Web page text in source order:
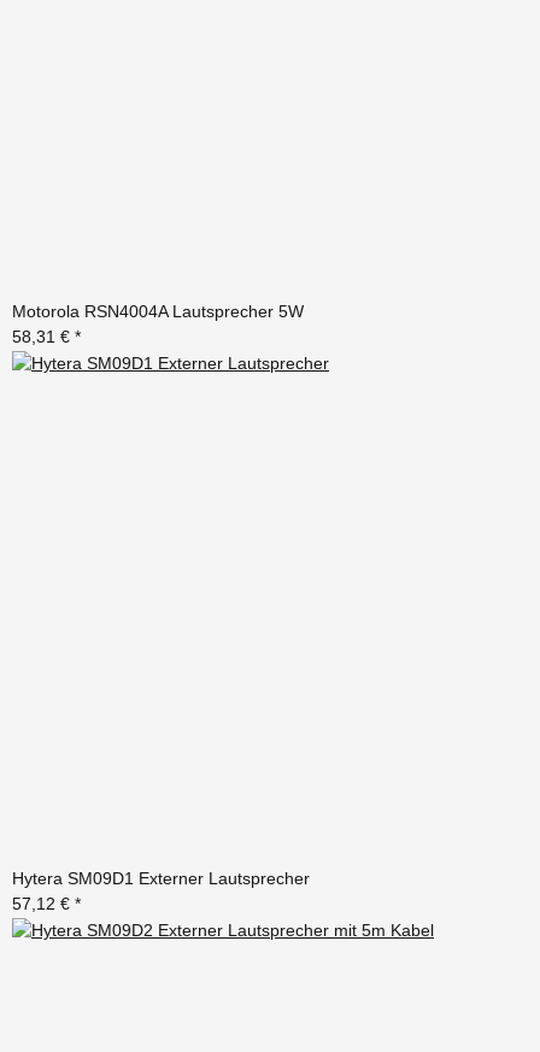
Motorola RSN4004A Lautsprecher 5W
58,31 € *
Hytera SM09D1 Externer Lautsprecher
57,12 € *